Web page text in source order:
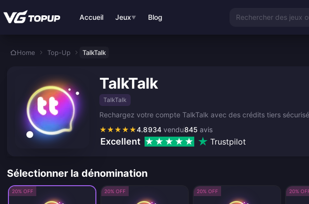
Accueil Jeux▼ Blog Rechercher des jeux
Home Top-Up TalkTalk
TalkTalk
TalkTalk
Rechargez votre compte TalkTalk avec des crédits tiers
★★★★★4.8 845 avis
934 vendu
Excellent Trustpilot
Sélectionner la dénomination
20% OFF 20% OFF 20% OFF 20%